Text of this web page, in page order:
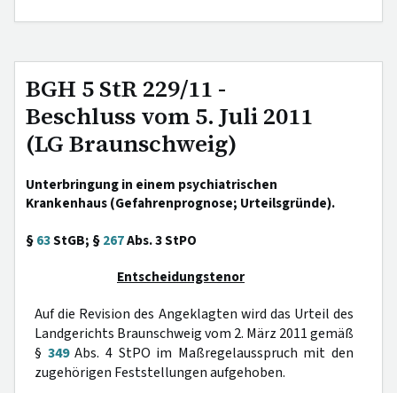
BGH 5 StR 229/11 -
Beschluss vom 5. Juli 2011
(LG Braunschweig)
Unterbringung in einem psychiatrischen
Krankenhaus (Gefahrenprognose; Urteilsgründe).
§63StGB; §267Abs. 3 StPO
Entscheidungstenor
Auf die Revision des Angeklagten wird das Urteil des
Landgerichts Braunschweig vom 2. März 2011 gemäß
§ 349Abs. 4 StPO im Maßregelausspruch mit den
zugehörigen Feststellungen aufgehoben.